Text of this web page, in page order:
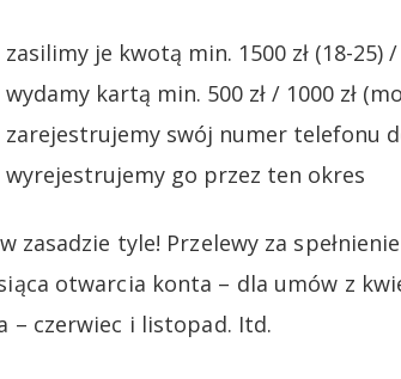
zasilimy je kwotą min. 1500 zł (18-25) /
wydamy kartą min. 500 zł / 1000 zł
zarejestrujemy swój numer telefonu
wyrejestrujemy go przez ten okres
zasadzie tyle! Przelewy za
otwarcia konta – dla umów z
– czerwiec i listopad. Itd.